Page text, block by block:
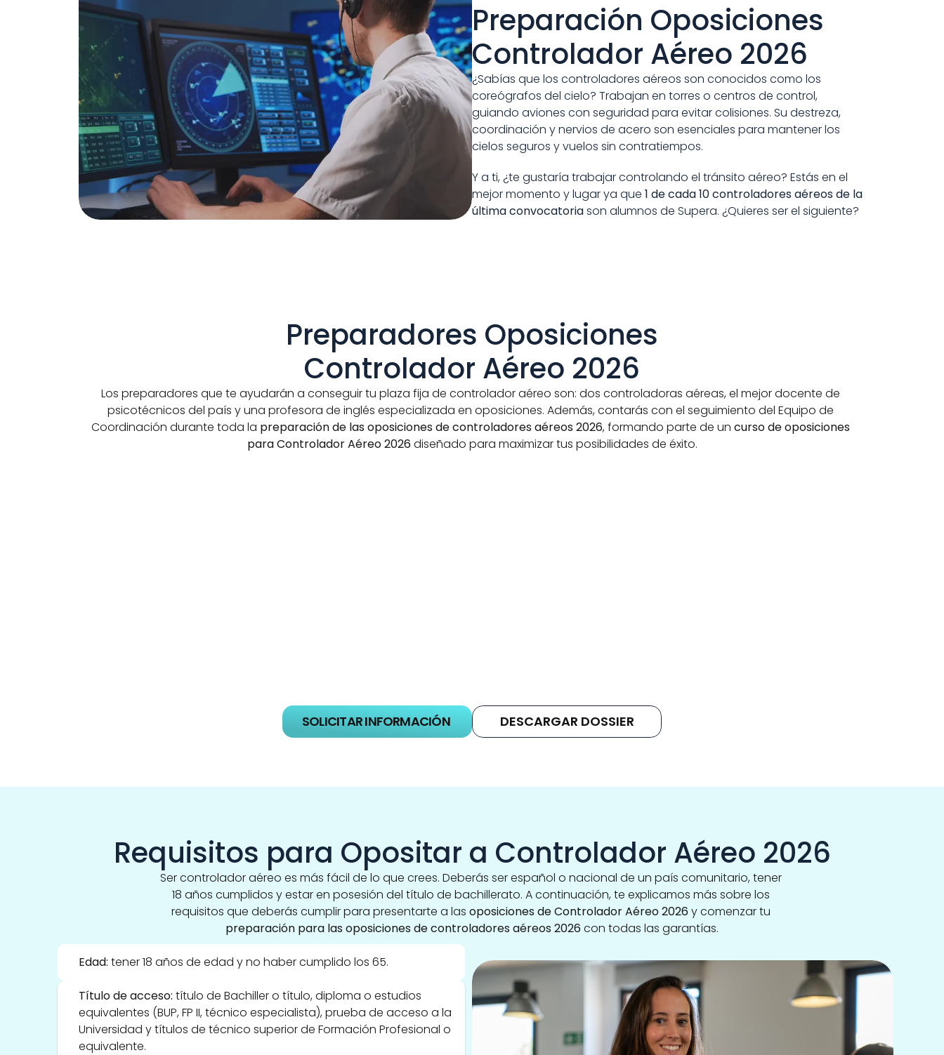
Preparación Oposiciones
Controlador Aéreo 2026
¿Sabías que los controladores aéreos son conocidos como los
coreógrafos del cielo? Trabajan en torres o centros de control,
guiando aviones con seguridad para evitar colisiones. Su destreza,
coordinación y nervios de acero son esenciales para mantener los
cielos seguros y vuelos sin contratiempos.
Y a ti, ¿te gustaría trabajar controlando el tránsito aéreo? Estás en el
mejor momento y lugar ya que 1 de cada 10 controladores aéreos de la
última convocatoria son alumnos de Supera. ¿Quieres ser el siguiente?
Controlador Aéreo 2026
Los preparadores que te ayudarán a conseguir tu plaza fija de controlador aéreo son: dos controladoras aéreas, el mejor docente de
psicotécnicos del país y una profesora de inglés especializada en oposiciones. Además, contarás con el seguimiento del Equipo de
Coordinación durante toda la preparación de las oposiciones de controladores aéreos 2026, formando parte de un curso de oposiciones
para Controlador Aéreo 2026 diseñado para maximizar tus posibilidades de éxito.
SOLICITAR INFORMACIÓN DESCARGAR DOSSIER
Requisitos para Opositar a Controlador Aéreo 2026
Ser controlador aéreo es más fácil de lo que crees. Deberás ser español o nacional de un país comunitario, tener
18 años cumplidos y estar en posesión del título de bachillerato. A continuación, te explicamos más sobre los
requisitos que deberás cumplir para presentarte a las oposiciones de Controlador Aéreo 2026
preparación para las oposiciones de controladores aéreos 2026 con todas las garantías.
Edad: tener 18 años de edad y no haber cumplido los 65.
Título de acceso: título de Bachiller o título, diploma o estudios
equivalentes (BUP, FP II, técnico especialista), prueba de acceso a la
Universidad y títulos de técnico superior de Formación Profesional o
equivalente.